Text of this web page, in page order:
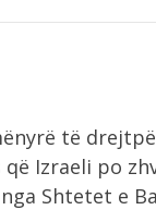
të
Izraeli po
Shtetet e